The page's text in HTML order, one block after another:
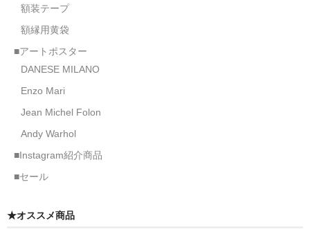
額装テープ
額縁用黄袋
■アートポスター
DANESE MILANO
Enzo Mari
Jean Michel Folon
Andy Warhol
■Instagram紹介商品
■セール
★オススメ商品